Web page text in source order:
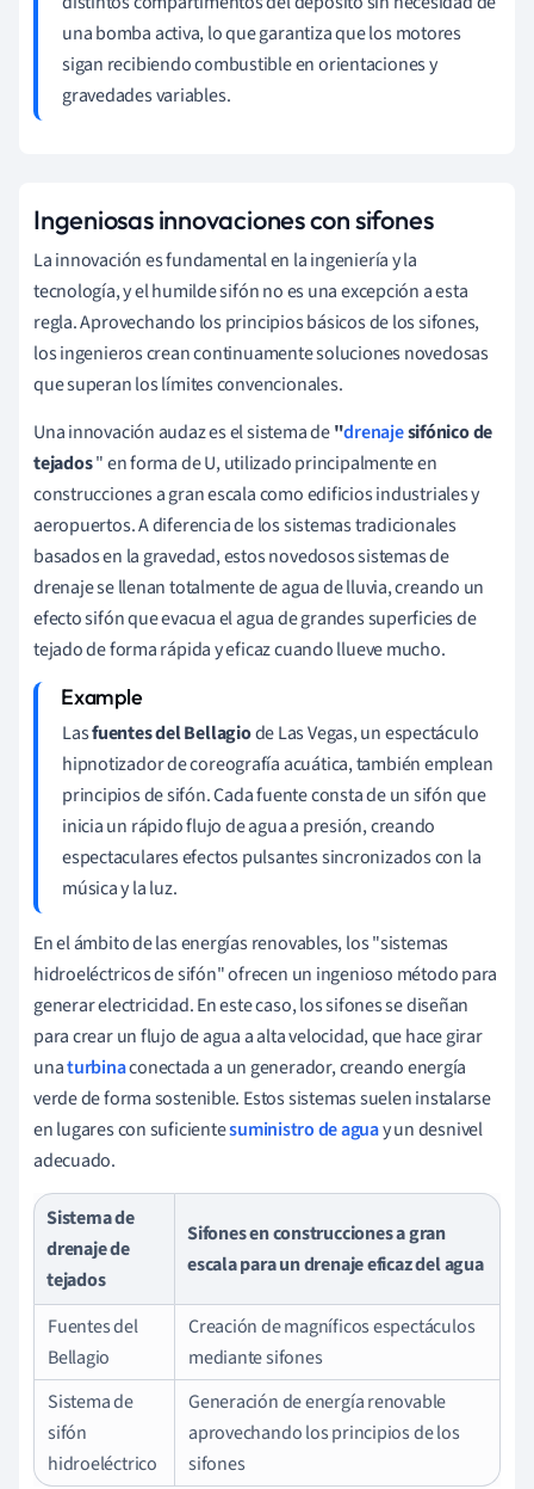
una bomba activa, lo que garantiza que los motores
sigan recibiendo combustible en orientaciones y
gravedades variables.
Ingeniosas innovaciones con sifones
La innovación es fundamental en la ingeniería y la
tecnología, y el humilde sifón no es una excepción a esta
regla. Aprovechando los principios básicos de los sifones,
los ingenieros crean continuamente soluciones novedosas
que superan los límites convencionales.
Una innovación audaz es el sistema de"drenajesifónico de
tejados" en forma de U, utilizado principalmente en
construcciones a gran escala como edificios industriales y
aeropuertos. A diferencia de los sistemas tradicionales
basados en la gravedad, estos novedosos sistemas de
drenaje se llenan totalmente de agua de lluvia, creando un
efecto sifón que evacua el agua de grandes superficies de
tejado de forma rápida y eficaz cuando llueve mucho.
Lasfuentes del Bellagiode Las Vegas, un espectáculo
hipnotizador de coreografía acuática, también emplean
principios de sifón. Cada fuente consta de un sifón que
inicia un rápido flujo de agua a presión, creando
espectaculares efectos pulsantes sincronizados con la
música y la luz.
En el ámbito de las energías renovables, los "sistemas
hidroeléctricos de sifón" ofrecen un ingenioso método para
generar electricidad. En este caso, los sifones se diseñan
para crear un flujo de agua a alta velocidad, que hace girar
unaturbinaconectada a un generador, creando energía
verde de forma sostenible. Estos sistemas suelen instalarse
en lugares con suficientesuministro de aguay un desnivel
adecuado.
Sistema de
drenaje de
tejados
Sifones en construcciones a gran
escala para un drenaje eficaz del agua
Fuentes del
Bellagio
Creación de magníficos espectáculos
mediante sifones
Sistema de
sifón
hidroeléctrico
Generación de energía renovable
aprovechando los principios de los
sifones